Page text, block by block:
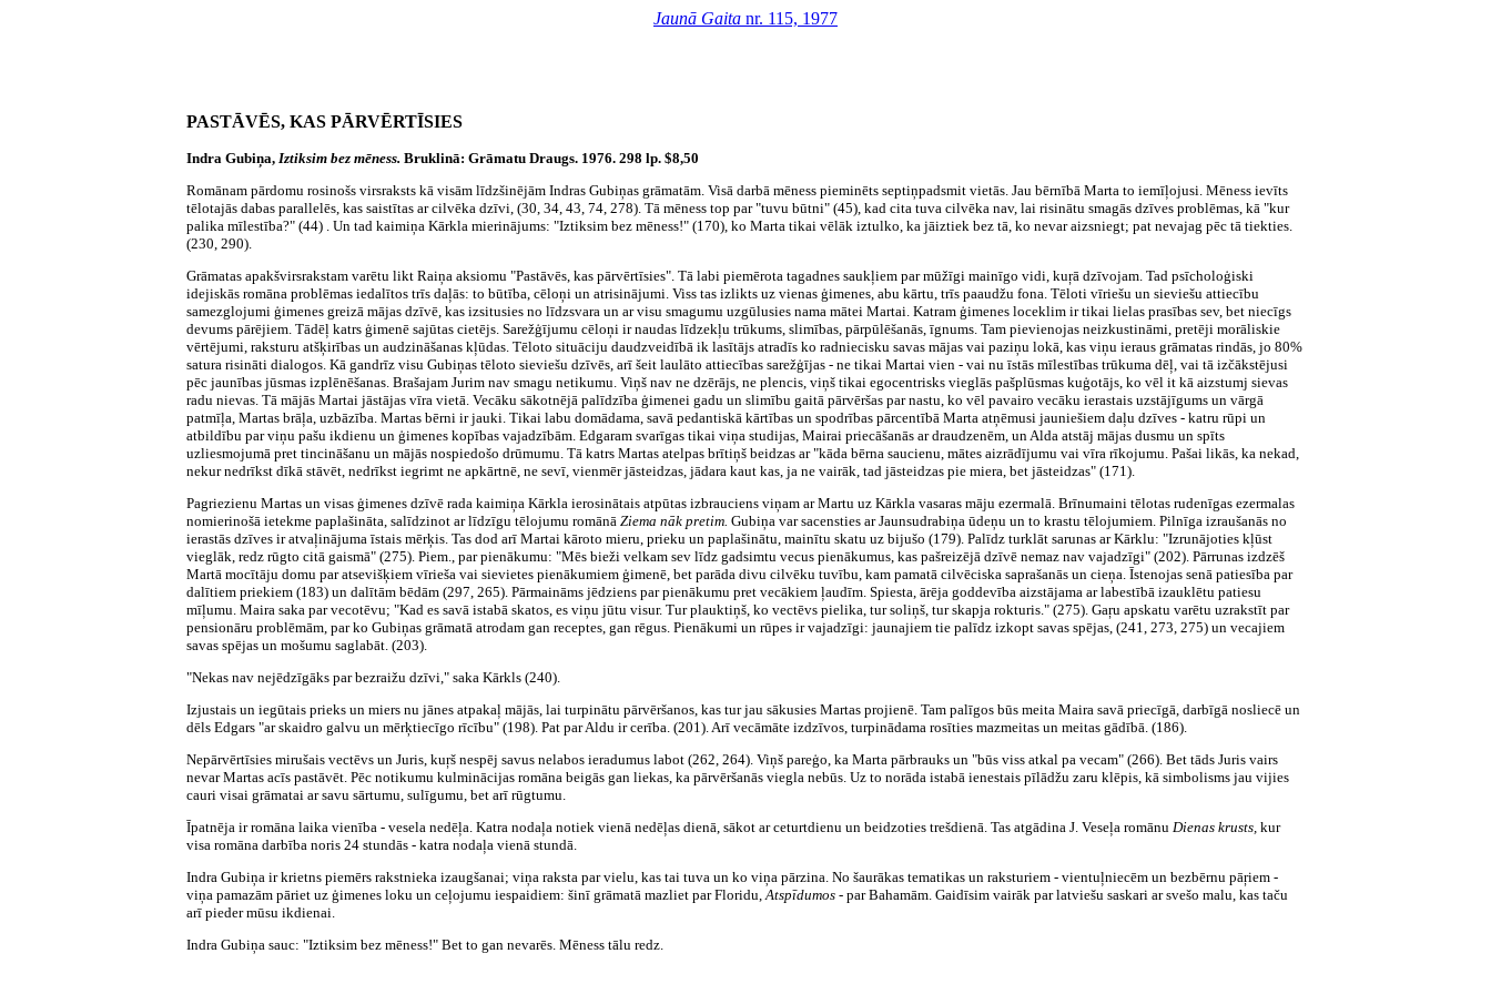
Jaunā Gaita nr. 115, 1977
PASTĀVĒS, KAS PĀRVĒRTĪSIES
Indra Gubiņa, Iztiksim bez mēness. Bruklinā: Grāmatu Draugs. 1976. 298 lp. $8,50
Romānam pārdomu rosinošs virsraksts kā visām līdzšinējām Indras Gubiņas grāmatām. Visā darbā mēness pieminēts septiņpadsmit vietās. Jau bērnībā Marta to iemīļojusi. Mēness ievīts
tēlotajās dabas parallelēs, kas saistītas ar cilvēka dzīvi, (30, 34, 43, 74, 278). Tā mēness top par "tuvu būtni" (45), kad cita tuva cilvēka nav, lai risinātu smagās dzīves problēmas, kā "kur
palika mīlestība?" (44) . Un tad kaimiņa Kārkla mierinājums: "Iztiksim bez mēness!" (170), ko Marta tikai vēlāk iztulko, ka jāiztiek bez tā, ko nevar aizsniegt; pat nevajag pēc tā tiekties.
(230, 290).
Grāmatas apakšvirsrakstam varētu likt Raiņa aksiomu "Pastāvēs, kas pārvērtīsies". Tā labi piemērota tagadnes saukļiem par mūžīgi mainīgo vidi, kuŗā dzīvojam. Tad psīcholoģiski
idejiskās romāna problēmas iedalītos trīs daļās: to būtība, cēloņi un atrisinājumi. Viss tas izlikts uz vienas ģimenes, abu kārtu, trīs paaudžu fona. Tēloti vīriešu un sieviešu attiecību
samezglojumi ģimenes greizā mājas dzīvē, kas izsitusies no līdzsvara un ar visu smagumu uzgūlusies nama mātei Martai. Katram ģimenes loceklim ir tikai lielas prasības sev, bet niecīgs
devums pārējiem. Tādēļ katrs ģimenē sajūtas cietējs. Sarežģījumu cēloņi ir naudas līdzekļu trūkums, slimības, pārpūlēšanās, īgnums. Tam pievienojas neizkustināmi, pretēji morāliskie
vērtējumi, raksturu atšķirības un audzināšanas kļūdas. Tēloto situāciju daudzveidībā ik lasītājs atradīs ko radniecisku savas mājas vai paziņu lokā, kas viņu ieraus grāmatas rindās, jo 80%
satura risināti dialogos. Kā gandrīz visu Gubiņas tēloto sieviešu dzīvēs, arī šeit laulāto attiecības sarežģījas - ne tikai Martai vien - vai nu īstās mīlestības trūkuma dēļ, vai tā izčākstējusi
pēc jaunības jūsmas izplēnēšanas. Brašajam Jurim nav smagu netikumu. Viņš nav ne dzērājs, ne plencis, viņš tikai egocentrisks vieglās pašplūsmas kuģotājs, ko vēl it kā aizstumj sievas
radu nievas. Tā mājās Martai jāstājas vīra vietā. Vecāku sākotnējā palīdzība ģimenei gadu un slimību gaitā pārvēršas par nastu, ko vēl pavairo vecāku ierastais uzstājīgums un vārgā
patmīļa, Martas brāļa, uzbāzība. Martas bērni ir jauki. Tikai labu domādama, savā pedantiskā kārtības un spodrības pārcentībā Marta atņēmusi jauniešiem daļu dzīves - katru rūpi un
atbildību par viņu pašu ikdienu un ģimenes kopības vajadzībām. Edgaram svarīgas tikai viņa studijas, Mairai priecāšanās ar draudzenēm, un Alda atstāj mājas dusmu un spīts
uzliesmojumā pret tincināšanu un mājās nospiedošo drūmumu. Tā katrs Martas atelpas brītiņš beidzas ar "kāda bērna saucienu, mātes aizrādījumu vai vīra rīkojumu. Pašai likās, ka nekad,
nekur nedrīkst dīkā stāvēt, nedrīkst iegrimt ne apkārtnē, ne sevī, vienmēr jāsteidzas, jādara kaut kas, ja ne vairāk, tad jāsteidzas pie miera, bet jāsteidzas" (171).
Pagriezienu Martas un visas ģimenes dzīvē rada kaimiņa Kārkla ierosinātais atpūtas izbrauciens viņam ar Martu uz Kārkla vasaras māju ezermalā. Brīnumaini tēlotas rudenīgas ezermalas
nomierinošā ietekme paplašināta, salīdzinot ar līdzīgu tēlojumu romānā Ziema nāk pretim. Gubiņa var sacensties ar Jaunsudrabiņa ūdeņu un to krastu tēlojumiem. Pilnīga izraušanās no
ierastās dzīves ir atvaļinājuma īstais mērķis. Tas dod arī Martai kāroto mieru, prieku un paplašinātu, mainītu skatu uz bijušo (179). Palīdz turklāt sarunas ar Kārklu: "Izrunājoties kļūst
vieglāk, redz rūgto citā gaismā" (275). Piem., par pienākumu: "Mēs bieži velkam sev līdz gadsimtu vecus pienākumus, kas pašreizējā dzīvē nemaz nav vajadzīgi" (202). Pārrunas izdzēš
Martā mocītāju domu par atsevišķiem vīrieša vai sievietes pienākumiem ģimenē, bet parāda divu cilvēku tuvību, kam pamatā cilvēciska saprašanās un cieņa. Īstenojas senā patiesība par
dalītiem priekiem (183) un dalītām bēdām (297, 265). Pārmaināms jēdziens par pienākumu pret vecākiem ļaudīm. Spiesta, ārēja goddevība aizstājama ar labestībā izauklētu patiesu
mīļumu. Maira saka par vecotēvu; "Kad es savā istabā skatos, es viņu jūtu visur. Tur plauktiņš, ko vectēvs pielika, tur soliņš, tur skapja rokturis." (275). Gaŗu apskatu varētu uzrakstīt par
pensionāru problēmām, par ko Gubiņas grāmatā atrodam gan receptes, gan rēgus. Pienākumi un rūpes ir vajadzīgi: jaunajiem tie palīdz izkopt savas spējas, (241, 273, 275) un vecajiem
savas spējas un mošumu saglabāt. (203).
"Nekas nav nejēdzīgāks par bezraižu dzīvi," saka Kārkls (240).
Izjustais un iegūtais prieks un miers nu jānes atpakaļ mājās, lai turpinātu pārvēršanos, kas tur jau sākusies Martas projienē. Tam palīgos būs meita Maira savā priecīgā, darbīgā nosliecē un
dēls Edgars "ar skaidro galvu un mērķtiecīgo rīcību" (198). Pat par Aldu ir cerība. (201). Arī vecāmāte izdzīvos, turpinādama rosīties mazmeitas un meitas gādībā. (186).
Nepārvērtīsies mirušais vectēvs un Juris, kuŗš nespēj savus nelabos ieradumus labot (262, 264). Viņš pareģo, ka Marta pārbrauks un "būs viss atkal pa vecam" (266). Bet tāds Juris vairs
nevar Martas acīs pastāvēt. Pēc notikumu kulminācijas romāna beigās gan liekas, ka pārvēršanās viegla nebūs. Uz to norāda istabā ienestais pīlādžu zaru klēpis, kā simbolisms jau vijies
cauri visai grāmatai ar savu sārtumu, sulīgumu, bet arī rūgtumu.
Īpatnēja ir romāna laika vienība - vesela nedēļa. Katra nodaļa notiek vienā nedēļas dienā, sākot ar ceturtdienu un beidzoties trešdienā. Tas atgādina J. Veseļa romānu Dienas krusts, kur
visa romāna darbība noris 24 stundās - katra nodaļa vienā stundā.
Indra Gubiņa ir krietns piemērs rakstnieka izaugšanai; viņa raksta par vielu, kas tai tuva un ko viņa pārzina. No šaurākas tematikas un raksturiem - vientuļniecēm un bezbērnu pāŗiem -
viņa pamazām pāriet uz ģimenes loku un ceļojumu iespaidiem: šinī grāmatā mazliet par Floridu,Atspīdumos - par Bahamām. Gaidīsim vairāk par latviešu saskari ar svešo malu, kas taču
arī pieder mūsu ikdienai.
Indra Gubiņa sauc: "Iztiksim bez mēness!" Bet to gan nevarēs. Mēness tālu redz.